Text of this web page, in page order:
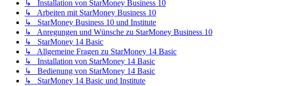
↳ Installation von StarMoney Business 10
↳ Arbeiten mit StarMoney Business 10
↳ StarMoney Business 10 und Institute
↳ Anregungen und Wünsche zu StarMoney Business 10
↳ StarMoney 14 Basic
↳ Allgemeine Fragen zu StarMoney 14 Basic
↳ Installation von StarMoney 14 Basic
↳ Bedienung von StarMoney 14 Basic
↳ StarMoney 14 Basic und Institute